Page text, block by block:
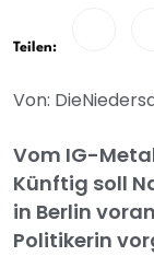
Teilen:
Von:
Vom IG-
Künftig soll
in Berlin
Politikerin